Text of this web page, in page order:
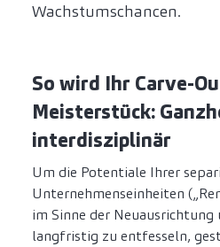
Wachstumschancen.
So wird Ihr Carve-
Meisterstück:
interdisziplinär
Um die Potentiale Ihrer
Unternehmenseinheiten
im Sinne der
langfristig zu entfesseln,